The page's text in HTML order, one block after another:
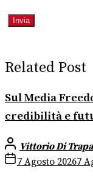
Related Post
Sul Media
credibilità e
Vittorio Di
7 Agosto 20267